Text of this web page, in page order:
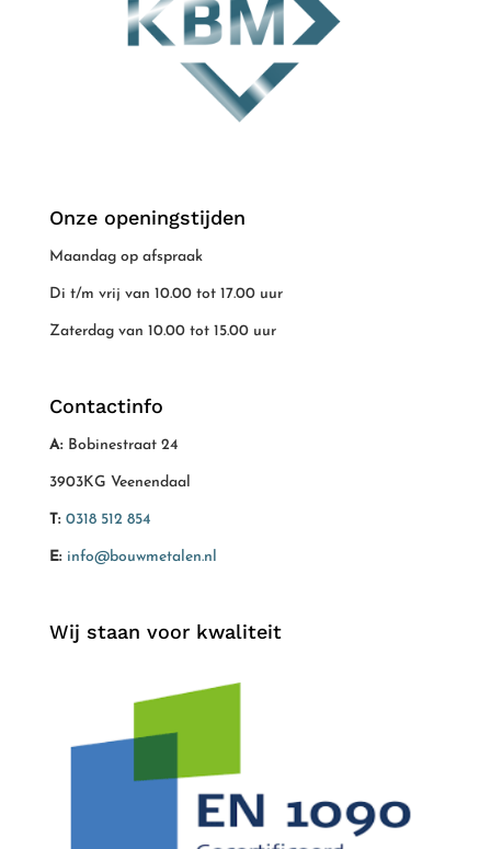
Onze openingstijden
Maandag op afspraak
Di t/m vrij van 10.00 tot 17.00 uur
Zaterdag van 10.00 tot 15.00 uur
Contactinfo
A: Bobinestraat 24
3903KG Veenendaal
T: 0318 512 854
E: info@bouwmetalen.nl
Wij staan voor kwaliteit